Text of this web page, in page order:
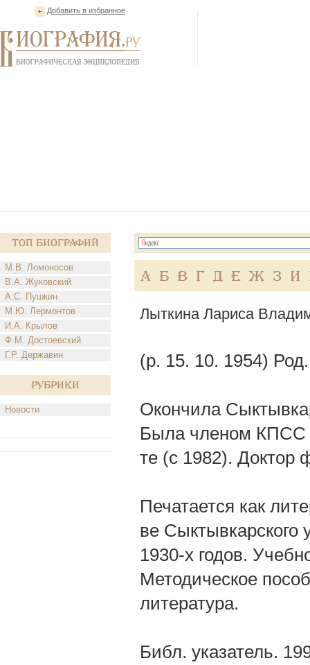
Добавить в избранное
Топ Биографий
М.В. Ломоносов
В.А. Жуковский
А.С. Пушкин
М.Ю. Лермонтов
И.А. Крылов
Ф.М. Достоевский
Г.Р. Державин
Рубрики
Новости
А Б В Г Д Е Ж З И
Лыткина Лариса
(р. 15. 10. 1954)
Окончила
Была членом КПСС
те (с 1982). Доктор
Печатается как
ве Сыктывкарского
1930-х годов.
Методическое
литература.
Библ. указатель.